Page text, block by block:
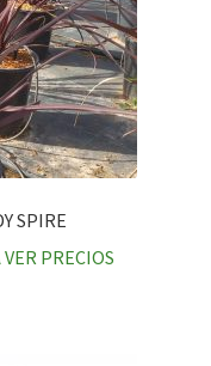
SPIRE
PRECIOS